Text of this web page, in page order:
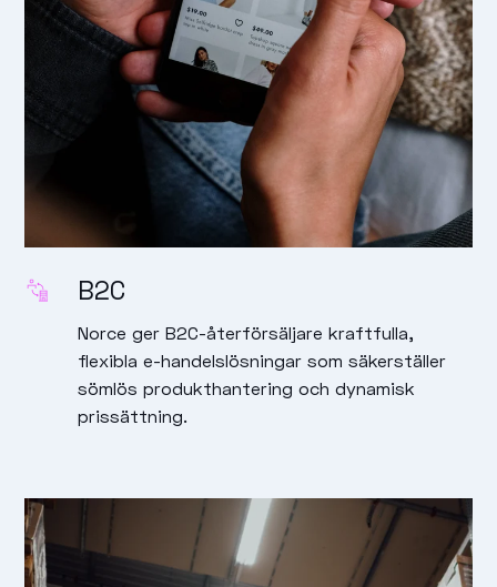
B2C
Norce ger B2C-återförsäljare kraftfulla,
flexibla e-handelslösningar som säkerställer
sömlös produkt­hantering och dynamisk
prissättning.